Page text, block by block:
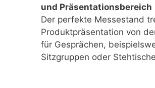
und Präsentationsbereich
Der perfekte Messestand
Produktpräsentation von
für Gesprächen,
Sitzgruppen oder